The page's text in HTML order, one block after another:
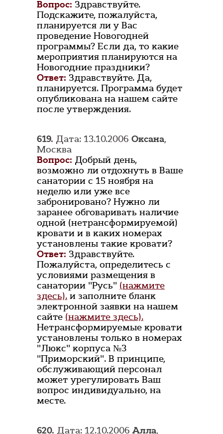
Вопрос: Здравствуйте.
Подскажите, пожалуйста,
планируется ли у Вас
проведение Новогодней
программы? Если да, то какие
мероприятия планируются на
Новогодние праздники?
Ответ: Здравствуйте. Да,
планируется. Программа будет
опубликована на нашем сайте
после утверждения.
619. Дата: 13.10.2006 Оксана,
Москва
Вопрос: Добрый день,
возможно ли отдохнуть в Ваше
санатории с 15 ноября на
неделю или уже все
забронировано? Нужно ли
заранее обговаривать наличие
одной (нетрансформируемой)
кровати и в каких номерах
установлены такие кровати?
Ответ: Здравствуйте.
Пожалуйста, определитесь с
условиями размещения в
санатории "Русь" (нажмите
здесь). и заполните бланк
электронной заявки на нашем
сайте (нажмите здесь).
Нетрансформируемые кровати
установлены только в номерах
"Люкс" корпуса №3
"Приморский". В принципе,
обслуживающий персонал
может урегулировать Ваш
вопрос индивидуально, на
месте.
620. Дата: 12.10.2006Алла,